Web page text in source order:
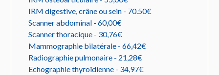
IRM digestive, crâne ou sein - 70.50€
Scanner abdominal - 60,00€
Scanner thoracique - 30,76€
Mammographie bilatérale - 66,42€
Radiographie pulmonaire - 21,28€
Echographie thyroïdienne - 34,97€